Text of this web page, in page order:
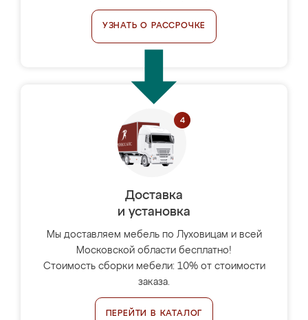
УЗНАТЬ О РАССРОЧКЕ
Доставка
и установка
Мы доставляем мебель по Луховицам и всей
Московской области бесплатно!
Стоимость сборки мебели: 10% от стоимости
заказа.
ПЕРЕЙТИ В КАТАЛОГ